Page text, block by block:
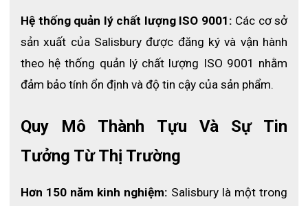
Hệ thống quản lý chất lượng ISO 9001: Các cơ sở
sản xuất của Salisbury được đăng ký và vận hành
theo hệ thống quản lý chất lượng ISO 9001 nhằm
đảm bảo tính ổn định và độ tin cậy của sản phẩm.
Quy Mô Thành Tựu Và Sự Tin
Tưởng Từ Thị Trường
Hơn 150 năm kinh nghiệm: Salisbury là một trong